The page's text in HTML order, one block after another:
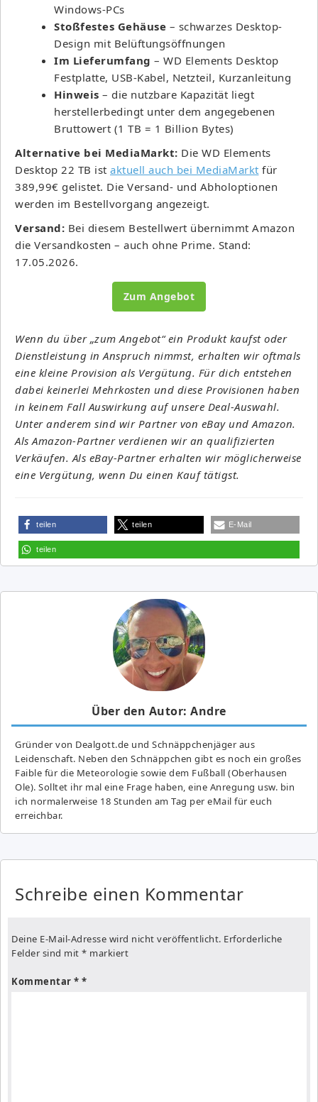
Windows-PCs
Stoßfestes Gehäuse – schwarzes Desktop-
Design mit Belüftungsöffnungen
Im Lieferumfang – WD Elements Desktop
Festplatte, USB-Kabel, Netzteil, Kurzanleitung
Hinweis – die nutzbare Kapazität liegt
herstellerbedingt unter dem angegebenen
Bruttowert (1 TB = 1 Billion Bytes)
Alternative bei MediaMarkt: Die WD Elements
Desktop 22 TB ist aktuell auch bei MediaMarkt für
389,99€ gelistet. Die Versand- und Abholoptionen
werden im Bestellvorgang angezeigt.
Versand: Bei diesem Bestellwert übernimmt Amazon
die Versandkosten – auch ohne Prime. Stand:
17.05.2026.
Zum Angebot
Wenn du über „zum Angebot“ ein Produkt kaufst oder
Dienstleistung in Anspruch nimmst, erhalten wir oftmals
eine kleine Provision als Vergütung. Für dich entstehen
dabei keinerlei Mehrkosten und diese Provisionen haben
in keinem Fall Auswirkung auf unsere Deal-Auswahl.
Unter anderem sind wir Partner von eBay und Amazon.
Als Amazon-Partner verdienen wir an qualifizierten
Verkäufen. Als eBay-Partner erhalten wir möglicherweise
eine Vergütung, wenn Du einen Kauf tätigst.
teilen teilen E-Mail
teilen
Über den Autor: Andre
Gründer von Dealgott.de und Schnäppchenjäger aus
Leidenschaft. Neben den Schnäppchen gibt es noch ein großes
Fai­ble für die Meteorologie sowie dem Fußball (Oberhausen
Ole). Solltet ihr mal eine Frage haben, eine Anregung usw. bin
ich normalerweise 18 Stunden am Tag per eMail für euch
erreichbar.
Schreibe einen Kommentar
Deine E-Mail-Adresse wird nicht veröffentlicht. Erforderliche
Felder sind mit * markiert
Kommentar *